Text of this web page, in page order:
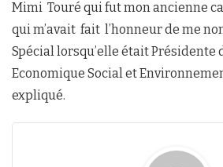
Mimi Touré qui fut mon ancienne
qui m’avait fait l’honneur de me
Spécial lorsqu’elle était Présidente
Economique Social et
expliqué.